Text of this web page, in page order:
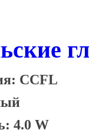
CCFL
4.0 W